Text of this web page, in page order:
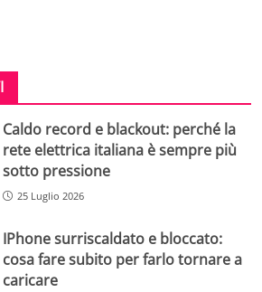
Caldo record e blackout: perché la
rete elettrica italiana è sempre più
sotto pressione
25 Luglio 2026
IPhone surriscaldato e bloccato:
cosa fare subito per farlo tornare a
caricare